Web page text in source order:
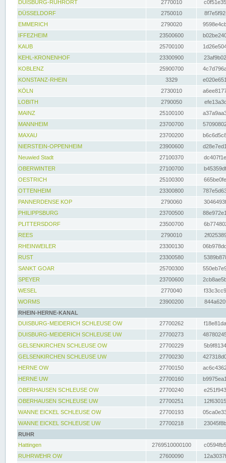
DUISBURG-RUHRORT
2770010
DÜSSELDORF
2750010
EMMERICH
2790020
IFFEZHEIM
23500600
KAUB
25700100
KEHL-KRONENHOF
23300900
KOBLENZ
25900700
KONSTANZ-RHEIN
3329
KÖLN
2730010
LOBITH
2790050
MAINZ
25100100
MANNHEIM
23700700
MAXAU
23700200
NIERSTEIN-OPPENHEIM
23900600
Neuwied Stadt
27100370
OBERWINTER
27100700
OESTRICH
25100300
OTTENHEIM
23300800
PANNERDENSE KOP
2790060
PHILIPPSBURG
23700500
PLITTERSDORF
23500700
REES
2790010
RHEINWEILER
23300130
RUST
23300580
SANKT GOAR
25700300
SPEYER
23700600
WESEL
2770040
WORMS
23900200
RHEIN-HERNE-KANAL
DUISBURG-MEIDERICH SCHLEUSE OW
27700262
DUISBURG-MEIDERICH SCHLEUSE UW
27700273
GELSENKIRCHEN SCHLEUSE OW
27700229
GELSENKIRCHEN SCHLEUSE UW
27700230
HERNE OW
27700150
HERNE UW
27700160
OBERHAUSEN SCHLEUSE OW
27700240
OBERHAUSEN SCHLEUSE UW
27700251
WANNE EICKEL SCHLEUSE OW
27700193
WANNE EICKEL SCHLEUSE UW
27700218
RUHR
Hattingen
2769510000100
RUHRWEHR OW
27600090